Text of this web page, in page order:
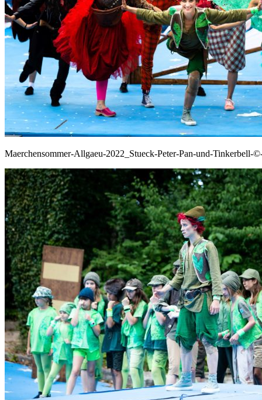
Maerchensommer-Allgaeu-2022_Stueck-Peter-Pan-und-Tinkerbell-